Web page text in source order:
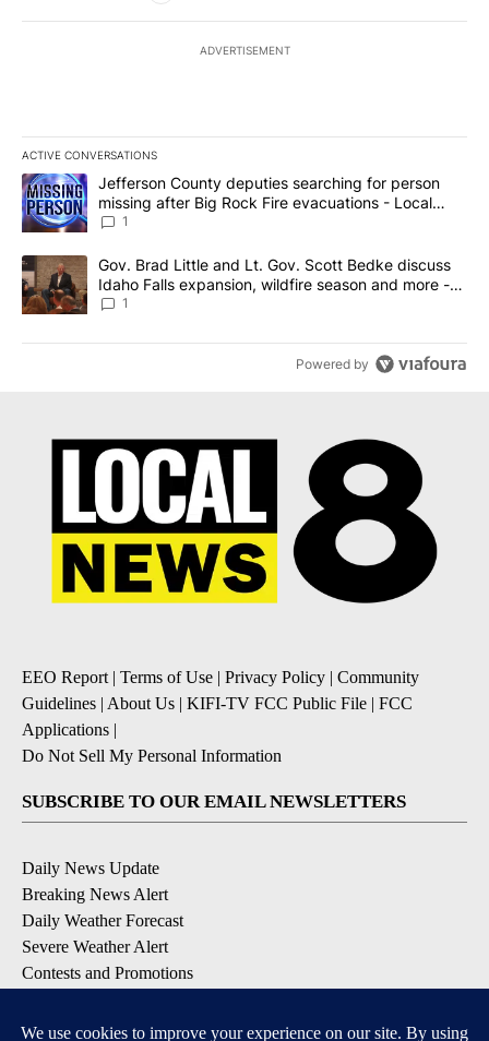
ADVERTISEMENT
ACTIVE CONVERSATIONS
The following is a list of the most commented articles in the last
A trending article titled "Jefferson County deputies searching
Jefferson County deputies searching for person
missing after Big Rock Fire evacuations - Local
News 8
1
A trending article titled "Gov. Brad Little and Lt. Gov. Scott
Gov. Brad Little and Lt. Gov. Scott Bedke discuss
Idaho Falls expansion, wildfire season and more -
Local News 8
1
Powered by
EEO Report| Terms of Use | Privacy Policy | Community
Guidelines | About Us | KIFI-TV FCC Public File | FCC
Applications |
Do Not Sell My Personal Information
SUBSCRIBE TO OUR EMAIL NEWSLETTERS
Daily News Update
Breaking News Alert
Daily Weather Forecast
Severe Weather Alert
Contests and Promotions